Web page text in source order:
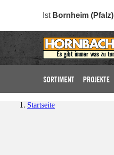
Ist Bornheim (Pfalz)
SORTIMENT PROJEKTE
Startseite